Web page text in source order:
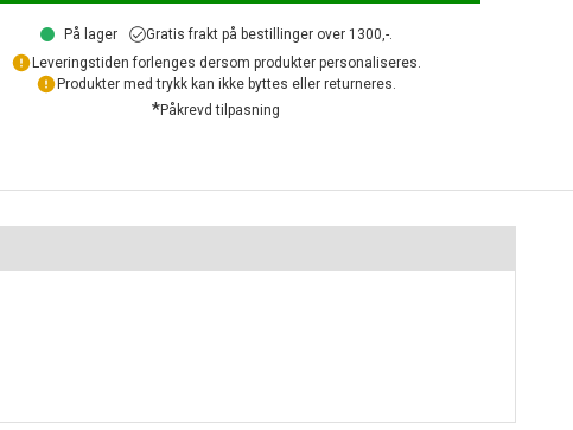
På lager
Gratis frakt på bestillinger over 1300,-.
Leveringstiden forlenges dersom produkter personaliseres.
Produkter med trykk kan ikke byttes eller returneres.
*Påkrevd tilpasning